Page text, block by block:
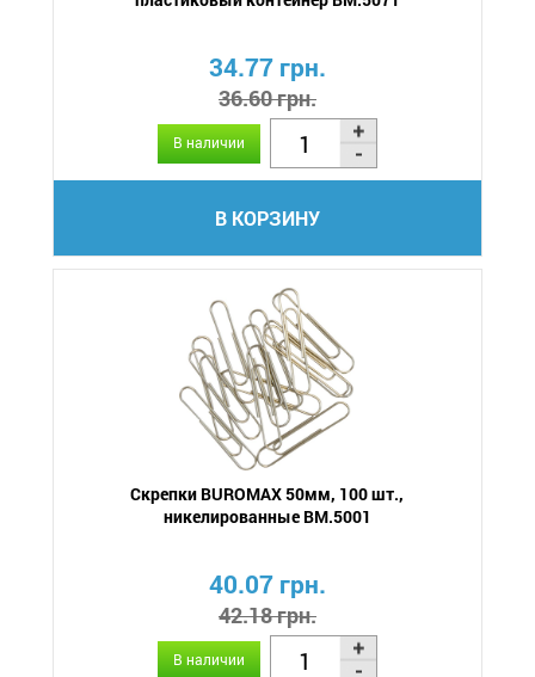
34.77 грн.
36.60 грн.
В наличии
В КОРЗИНУ
Скрепки BUROMAX 50мм, 100 шт.,
никелированные BM.5001
40.07 грн.
42.18 грн.
В наличии